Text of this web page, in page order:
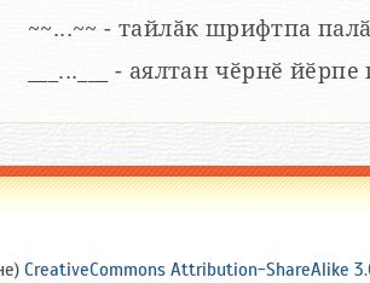
~~...~~ - тайлӑк шрифтпа
___...___ - аялтан чӗрнӗ
CreativeCommons Attribution-ShareAlike